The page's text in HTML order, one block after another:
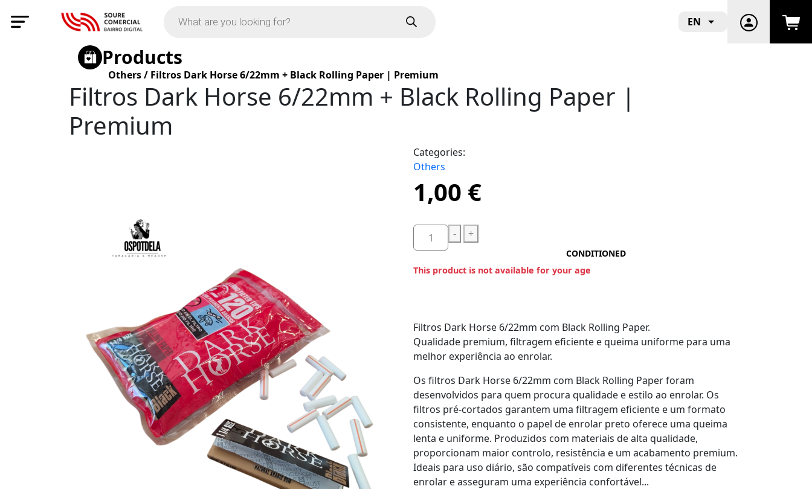
EN
Products
Others/ Filtros Dark Horse 6/22mm + Black Rolling Paper | Premium
Filtros Dark Horse 6/22mm + Black Rolling Paper |
Premium
Categories:
Others
1,00 €
- +
CONDITIONED
This product is not available for your age
Filtros Dark Horse 6/22mm com Black Rolling Paper.
Qualidade premium, filtragem eficiente e queima uniforme para uma
melhor experiência ao enrolar.
​Os filtros Dark Horse 6/22mm com Black Rolling Paper foram
desenvolvidos para quem procura qualidade e estilo ao enrolar. Os
filtros pré-cortados garantem uma filtragem eficiente e um formato
consistente, enquanto o papel de enrolar preto oferece uma queima
lenta e uniforme. Produzidos com materiais de alta qualidade,
proporcionam maior controlo, resistência e um acabamento premium.
Ideais para uso diário, são compatíveis com diferentes técnicas de
enrolar e asseguram uma experiência confortável...